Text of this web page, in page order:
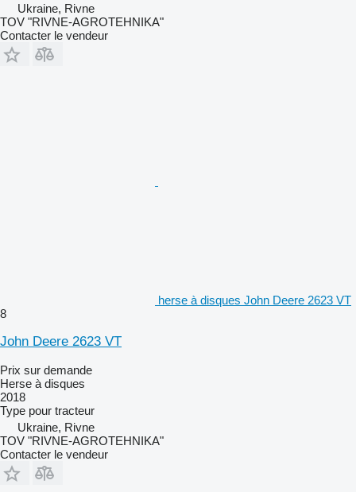
Ukraine, Rivne
TOV "RIVNE-AGROTEHNIKA"
Contacter le vendeur
herse à disques John Deere 2623 VT
8
John Deere 2623 VT
Prix sur demande
Herse à disques
2018
Type pour tracteur
Ukraine, Rivne
TOV "RIVNE-AGROTEHNIKA"
Contacter le vendeur